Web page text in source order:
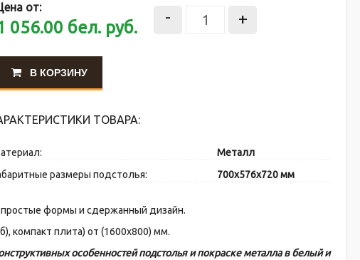
от:
056.00 бел. руб.
- +
В КОРЗИНУ
ТОВАРА:
Металл
размеры подстолья:
700х576х720 мм
простые формы и сдержанный дизайн.
компакт плита) от (1600х800) мм.
особенностей подстолья и покраске металла в белый и